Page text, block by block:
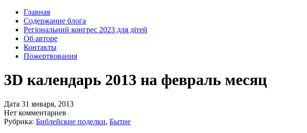
Главная
Содержание блога
Регіональний конгрес 2023 для дітей
Об авторе
Контакты
Пожертвования
3D календарь 2013 на февраль месяц
Дата 31 января, 2013
Нет комментариев
Рубрика: Библейские поделки, Бытие